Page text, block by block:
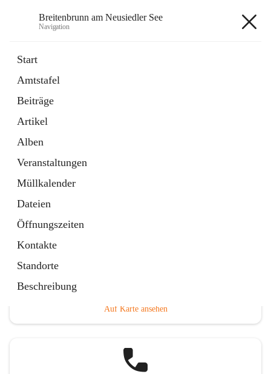
Breitenbrunn am Neusiedler See
Navigation
Start
Amtstafel
Beiträge
Artikel
Alben
Veranstaltungen
Müllkalender
Dateien
Öffnungszeiten
Kontakte
Standorte
Beschreibung
18 Schnellzugriffe
Gemeindeservice
Auf Karte ansehen